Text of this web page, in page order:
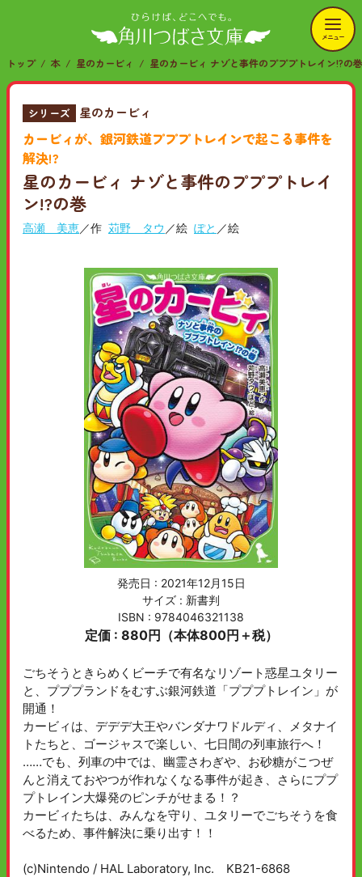
メニュー
トップ 本 星のカービィ 星のカービィ ナゾと事件のプププトレイン!?の巻
シリーズ 星のカービィ
カービィが、銀河鉄道プププトレインで起こる事件を
解決!?
星のカービィ ナゾと事件のプププトレイ
ン!?の巻
高瀬 美恵／作 苅野 タウ ／絵 ぽと ／絵
発売日 : 2021年12月15日
サイズ : 新書判
ISBN : 9784046321138
定価 : 880円（本体800円＋税）
ごちそうときらめくビーチで有名なリゾート惑星ユタリー
と、プププランドをむすぶ銀河鉄道「プププトレイン」が
開通！
カービィは、デデデ大王やバンダナワドルディ、メタナイ
トたちと、ゴージャスで楽しい、七日間の列車旅行へ！
……でも、列車の中では、幽霊さわぎや、お砂糖がこつぜ
んと消えておやつが作れなくなる事件が起き、さらにププ
プトレイン大爆発のピンチがせまる！？
カービィたちは、みんなを守り、ユタリーでごちそうを食
べるため、事件解決に乗り出す！！
(c)Nintendo / HAL Laboratory, Inc. KB21-6868